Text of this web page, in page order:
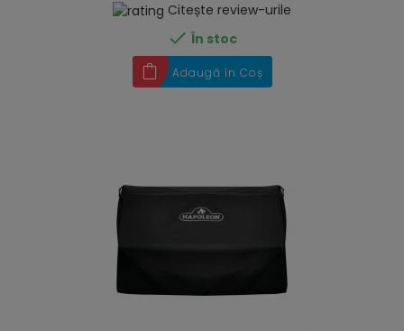
Citește review-urile
 În stoc
Adaugă în Coș